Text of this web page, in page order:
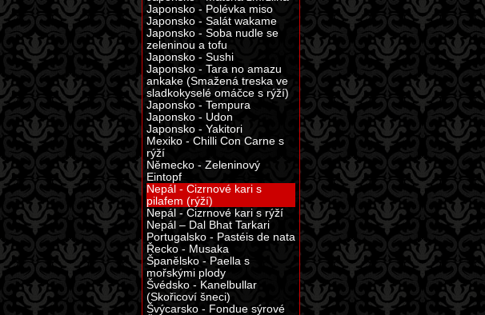
Japonsko - Polévka miso
Japonsko - Salát wakame
Japonsko - Soba nudle se
zeleninou a tofu
Japonsko - Sushi
Japonsko - Tara no amazu
ankake (Smažená treska ve
sladkokyselé omáčce s rýží)
Japonsko - Tempura
Japonsko - Udon
Japonsko - Yakitori
Mexiko - Chilli Con Carne s
rýží
Německo - Zeleninový
Eintopf
Nepál - Cizrnové kari s
pilafem (rýží)
Nepál - Cizrnové kari s rýží
Nepál – Dal Bhat Tarkari
Portugalsko - Pastéis de nata
Řecko - Musaka
Španělsko - Paella s
mořskými plody
Švédsko - Kanelbullar
(Skořicoví šneci)
Švýcarsko - Fondue sýrové